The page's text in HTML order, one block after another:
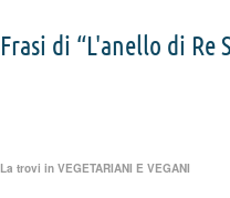
Frasi di “L'anello di Re
La trovi in VEGETARIANI E VEGANI